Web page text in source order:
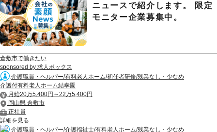
ニュースで紹介します。 限定
モニター企業募集中。
倉敷市で働きたい
sponsored by 求人ボックス
介護職員・ヘルパー/有料老人ホーム/初任者研修/残業なし・少なめ
介護付有料老人ホーム結幸園
月給20万5,400円～22万5,400円
岡山県 倉敷市
正社員
詳細を見る
介護職員・ヘルパー/介護福祉士/有料老人ホーム/残業なし・少なめ